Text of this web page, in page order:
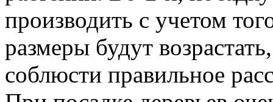
производить с учетом
размеры будут
соблюсти правильное